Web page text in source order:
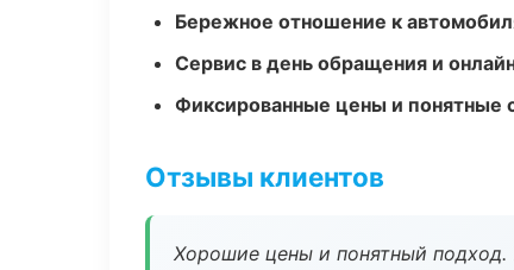
Бережное отношение к
Сервис в день обращения и
Фиксированные цены и понятные
Отзывы клиентов
Хорошие цены и понятный подход.